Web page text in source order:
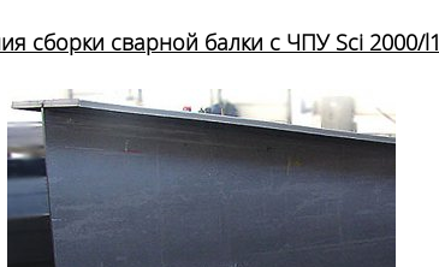
сборки сварной балки с ЧПУ Sci 2000/l1